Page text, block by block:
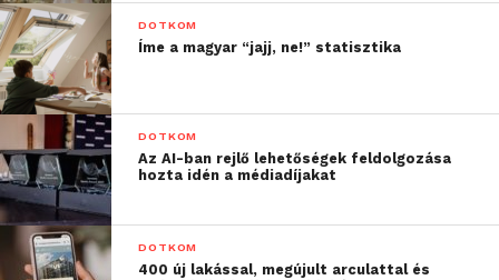
DOTKOM
Íme a magyar “jajj, ne!” statisztika
DOTKOM
Az AI-ban rejlő lehetőségek feldolgozása
hozta idén a médiadíjakat
DOTKOM
400 új lakással, megújult arculattal és